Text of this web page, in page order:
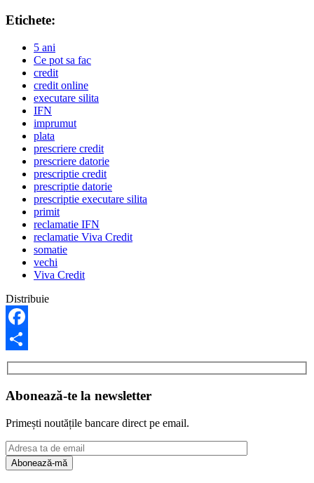
Etichete:
5 ani
Ce pot sa fac
credit
credit online
executare silita
IFN
imprumut
plata
prescriere credit
prescriere datorie
prescriptie credit
prescriptie datorie
prescriptie executare silita
primit
reclamatie IFN
reclamatie Viva Credit
somatie
vechi
Viva Credit
Distribuie
Facebook
Share
Abonează-te la newsletter
Primești noutățile bancare direct pe email.